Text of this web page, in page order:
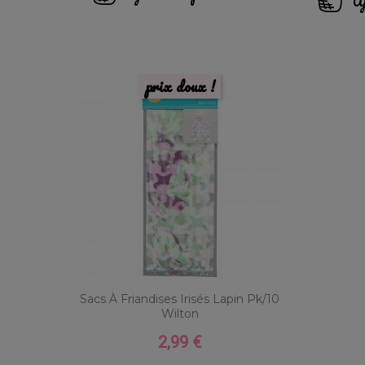
Sacs À Friandises Irisés Lapin Pk/10
Wilton
Prix
2,99 €
prix doux !